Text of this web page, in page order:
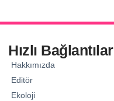
Hızlı Bağlantılar
Hakkımızda
Editör
Ekoloji